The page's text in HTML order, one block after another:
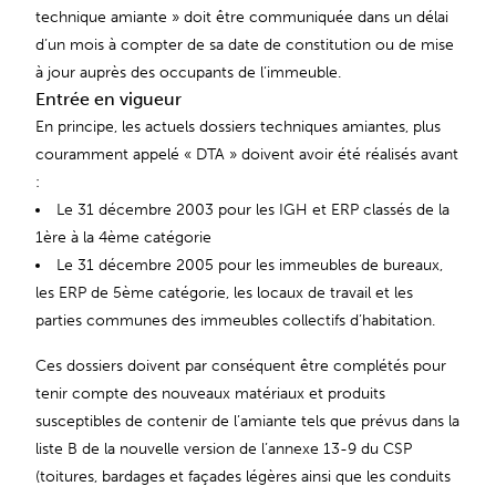
technique amiante » doit être communiquée dans un délai
d’un mois à compter de sa date de constitution ou de mise
à jour auprès des occupants de l’immeuble.
Entrée en vigueur
En principe, les actuels dossiers techniques amiantes, plus
couramment appelé « DTA » doivent avoir été réalisés avant
:
Le 31 décembre 2003 pour les IGH et ERP classés de la
1ère à la 4ème catégorie
Le 31 décembre 2005 pour les immeubles de bureaux,
les ERP de 5ème catégorie, les locaux de travail et les
parties communes des immeubles collectifs d’habitation.
Ces dossiers doivent par conséquent être complétés pour
tenir compte des nouveaux matériaux et produits
susceptibles de contenir de l’amiante tels que prévus dans la
liste B de la nouvelle version de l’annexe 13-9 du CSP
(toitures, bardages et façades légères ainsi que les conduits